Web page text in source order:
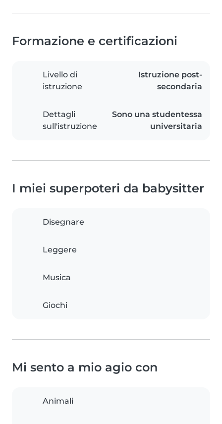
Formazione e certificazioni
Livello di
istruzione
Istruzione post-
secondaria
Dettagli
sull'istruzione
Sono una studentessa
universitaria
I miei superpoteri da babysitter
Disegnare
Leggere
Musica
Giochi
Mi sento a mio agio con
Animali